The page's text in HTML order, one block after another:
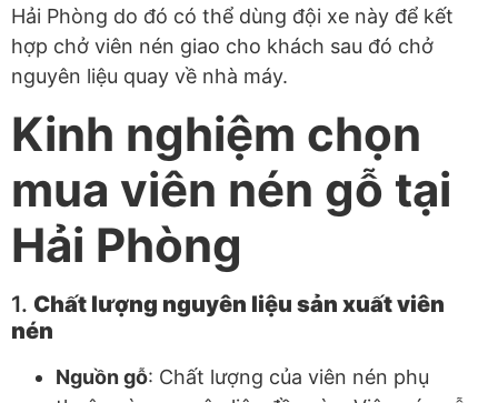
Hải Phòng do đó có thể dùng đội xe này để kết
hợp chở viên nén giao cho khách sau đó chở
nguyên liệu quay về nhà máy.
Kinh nghiệm chọn
mua viên nén gỗ tại
Hải Phòng
1. Chất lượng nguyên liệu sản xuất viên
nén
Nguồn gỗ: Chất lượng của viên nén phụ